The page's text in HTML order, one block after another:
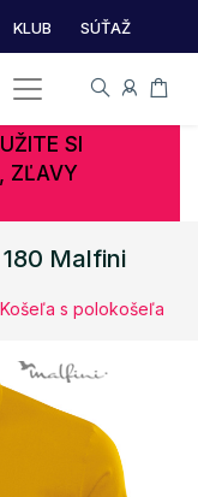
KLUB SÚŤAŽ
SI
ZĽAVY
Malfini
Košeľa s polokošeľa